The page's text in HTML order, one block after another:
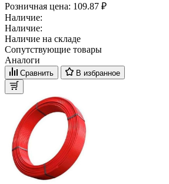
Розничная цена: 109.87 ₽
Наличие:
Наличие:
Наличие на складе
Сопутствующие товары
Аналоги
Сравнить В избранное